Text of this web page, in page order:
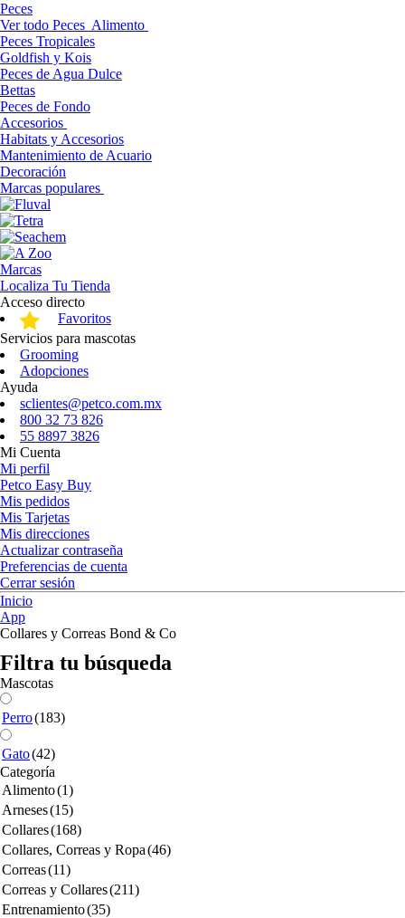
Peces
Ver todo Peces Alimento
Peces Tropicales
Goldfish y Kois
Peces de Agua Dulce
Bettas
Peces de Fondo
Accesorios
Habitats y Accesorios
Mantenimiento de Acuario
Decoración
Marcas populares
Marcas
Localiza Tu Tienda
Acceso directo
Favoritos
Servicios para mascotas
Grooming
Adopciones
Ayuda
sclientes@petco.com.mx
800 32 73 826
55 8897 3826
Mi Cuenta
Mi perfil
Petco Easy Buy
Mis pedidos
Mis Tarjetas
Mis direcciones
Actualizar contraseña
Preferencias de cuenta
Cerrar sesión
Inicio
App
Collares y Correas Bond & Co
Filtra tu búsqueda
Mascotas
Perro(183)
Gato(42)
Categoría
Alimento(1)
Arneses(15)
Collares(168)
Collares, Correas y Ropa(46)
Correas(11)
Correas y Collares(211)
Entrenamiento(35)